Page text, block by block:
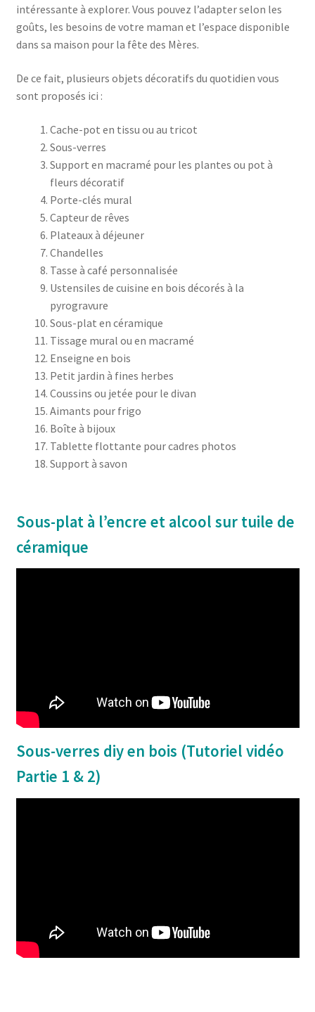
intéressante à explorer. Vous pouvez l’adapter selon les
goûts, les besoins de votre maman et l’espace disponible
dans sa maison pour la fête des Mères.
De ce fait, plusieurs objets décoratifs du quotidien vous
sont proposés ici :
Cache-pot en tissu ou au tricot
Sous-verres
Support en macramé pour les plantes ou pot à
fleurs décoratif
Porte-clés mural
Capteur de rêves
Plateaux à déjeuner
Chandelles
Tasse à café personnalisée
Ustensiles de cuisine en bois décorés à la
pyrogravure
Sous-plat en céramique
Tissage mural ou en macramé
Enseigne en bois
Petit jardin à fines herbes
Coussins ou jetée pour le divan
Aimants pour frigo
Boîte à bijoux
Tablette flottante pour cadres photos
Support à savon
Sous-plat à l’encre et alcool sur tuile de
céramique
Sous-verres diy en bois (Tutoriel vidéo
Partie 1 & 2)